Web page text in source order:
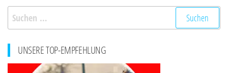
Suchen
nach:
UNSERE TOP-EMPFEHLUNG